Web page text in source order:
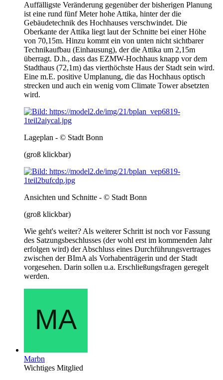
Auffälligste Veränderung gegenüber der bisherigen Planung
ist eine rund fünf Meter hohe Attika, hinter der die
Gebäudetechnik des Hochhauses verschwindet. Die
Oberkante der Attika liegt laut der Schnitte bei einer Höhe
von 70,15m. Hinzu kommt ein von unten nicht sichtbarer
Technikaufbau (Einhausung), der die Attika um 2,15m
überragt. D.h., dass das EZMW-Hochhaus knapp vor dem
Stadthaus (72,1m) das vierthöchste Haus der Stadt sein wird.
Eine m.E. positive Umplanung, die das Hochhaus optisch
strecken und auch ein wenig vom Climate Tower absetzten
wird.
Lageplan - © Stadt Bonn
(groß klickbar)
Ansichten und Schnitte - © Stadt Bonn
(groß klickbar)
Wie geht's weiter? Als weiterer Schritt ist noch vor Fassung
des Satzungsbeschlusses (der wohl erst im kommenden Jahr
erfolgen wird) der Abschluss eines Durchführungsvertrages
zwischen der BImA als Vorhabenträgerin und der Stadt
vorgesehen. Darin sollen u.a. Erschließungsfragen geregelt
werden.
Marbn
Wichtiges Mitglied